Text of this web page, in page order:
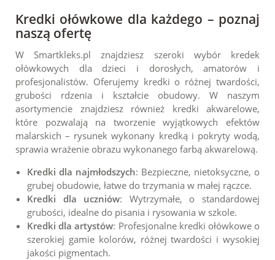
Kredki ołówkowe dla każdego – poznaj
naszą ofertę
W Smartkleks.pl znajdziesz szeroki wybór kredek
ołówkowych dla dzieci i dorosłych, amatorów i
profesjonalistów. Oferujemy kredki o różnej twardości,
grubości rdzenia i kształcie obudowy. W naszym
asortymencie znajdziesz również kredki akwarelowe,
które pozwalają na tworzenie wyjątkowych efektów
malarskich – rysunek wykonany kredką i pokryty wodą,
sprawia wrażenie obrazu wykonanego farbą akwarelową.
Kredki dla najmłodszych: Bezpieczne, nietoksyczne, o
grubej obudowie, łatwe do trzymania w małej rączce.
Kredki dla uczniów: Wytrzymałe, o standardowej
grubości, idealne do pisania i rysowania w szkole.
Kredki dla artystów: Profesjonalne kredki ołówkowe o
szerokiej gamie kolorów, różnej twardości i wysokiej
jakości pigmentach.